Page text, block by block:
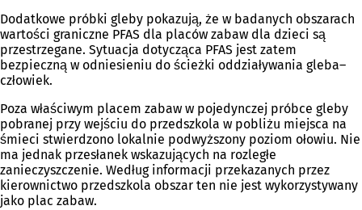
Dodatkowe próbki gleby pokazują, że w badanych obszarach
wartości graniczne PFAS dla placów zabaw dla dzieci są
przestrzegane. Sytuacja dotycząca PFAS jest zatem
bezpieczną w odniesieniu do ścieżki oddziaływania gleba–
człowiek.
Poza właściwym placem zabaw w pojedynczej próbce gleby
pobranej przy wejściu do przedszkola w pobliżu miejsca na
śmieci stwierdzono lokalnie podwyższony poziom ołowiu. Nie
ma jednak przesłanek wskazujących na rozległe
zanieczyszczenie. Według informacji przekazanych przez
kierownictwo przedszkola obszar ten nie jest wykorzystywany
jako plac zabaw.